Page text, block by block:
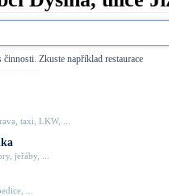
Zkuste například restaurace
taxi, LKW, ...
jeřáby, ...
...